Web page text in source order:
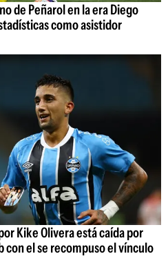
de Peñarol en la era Diego
como asistidor
Kike Olivera está caída por
el se recompuso el vínculo